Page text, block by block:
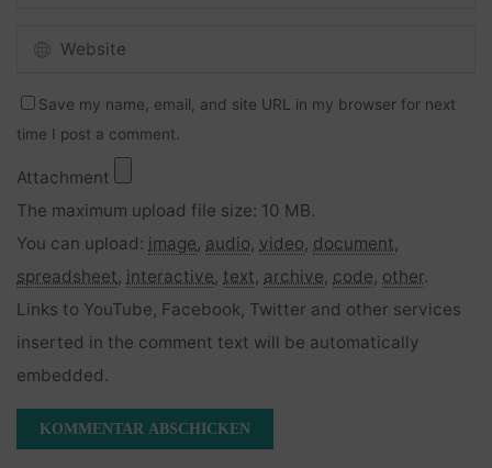
Save my name, email, and site URL in my browser for next
time I post a comment.
Attachment
The maximum upload file size: 10 MB.
You can upload: image, audio, video, document,
spreadsheet, interactive, text, archive, code, other.
Links to YouTube, Facebook, Twitter and other services
inserted in the comment text will be automatically
embedded.